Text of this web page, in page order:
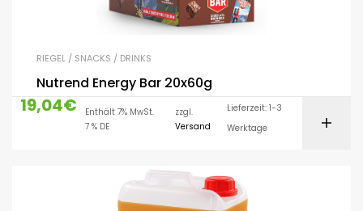
RIEGEL / SNACKS / DRINKS
Nutrend Energy Bar 20x60g
19,04€
Enthält 7% MwSt.
7 % DE
zzgl.
Versand
Lieferzeit: 1-3
Werktage